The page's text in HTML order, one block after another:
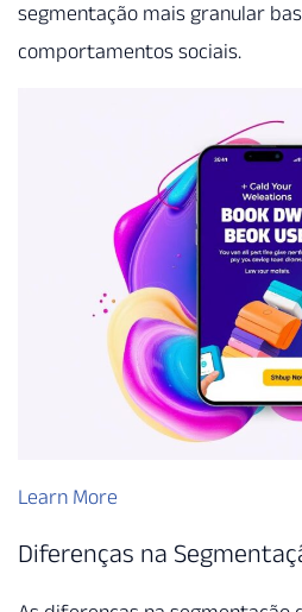
segmentação mais granular
comportamentos sociais.
Learn More
Diferenças na